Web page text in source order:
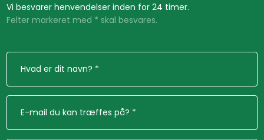
Vi besvarer henvendelser inden for 24 timer.​​
Felter markeret med * skal besvares.